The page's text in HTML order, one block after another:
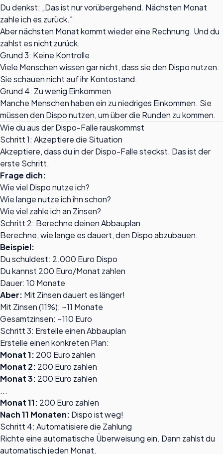
Du denkst: „Das ist nur vorübergehend. Nächsten Monat
zahle ich es zurück."
Aber nächsten Monat kommt wieder eine Rechnung. Und du
zahlst es nicht zurück.
Grund 3: Keine Kontrolle
Viele Menschen wissen gar nicht, dass sie den Dispo nutzen.
Sie schauen nicht auf ihr Kontostand.
Grund 4: Zu wenig Einkommen
Manche Menschen haben ein zu niedriges Einkommen. Sie
müssen den Dispo nutzen, um über die Runden zu kommen.
Wie du aus der Dispo-Falle rauskommst
Schritt 1: Akzeptiere die Situation
Akzeptiere, dass du in der Dispo-Falle steckst. Das ist der
erste Schritt.
Frage dich:
Wie viel Dispo nutze ich?
Wie lange nutze ich ihn schon?
Wie viel zahle ich an Zinsen?
Schritt 2: Berechne deinen Abbauplan
Berechne, wie lange es dauert, den Dispo abzubauen.
Beispiel:
Du schuldest: 2.000 Euro Dispo
Du kannst 200 Euro/Monat zahlen
Dauer: 10 Monate
Aber: Mit Zinsen dauert es länger!
Mit Zinsen (11%): ~11 Monate
Gesamtzinsen: ~110 Euro
Schritt 3: Erstelle einen Abbauplan
Erstelle einen konkreten Plan:
Monat 1: 200 Euro zahlen
Monat 2: 200 Euro zahlen
Monat 3: 200 Euro zahlen
...
Monat 11: 200 Euro zahlen
Nach 11 Monaten: Dispo ist weg!
Schritt 4: Automatisiere die Zahlung
Richte eine automatische Überweisung ein. Dann zahlst du
automatisch jeden Monat.